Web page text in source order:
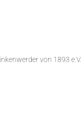
von 1893 e.V.